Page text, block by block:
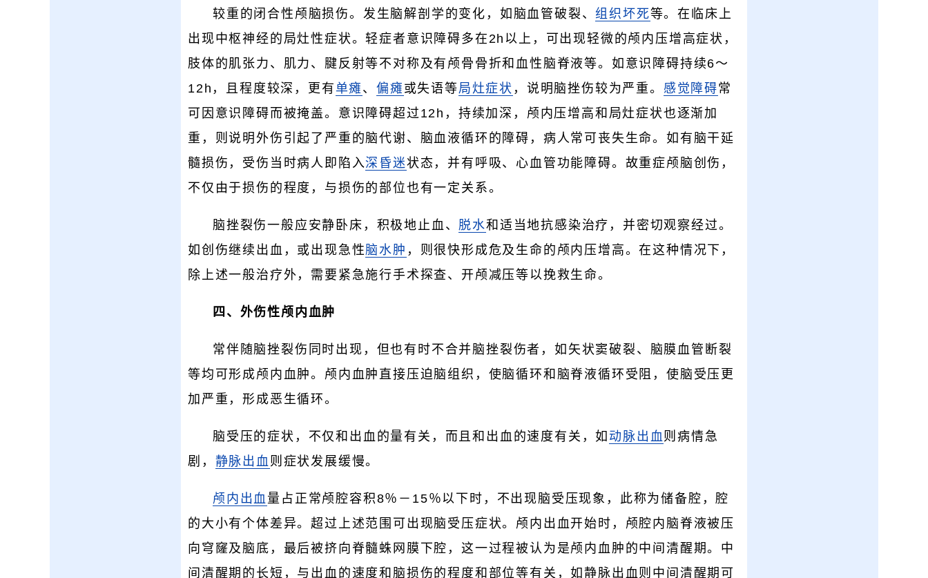
较重的闭合性颅脑损伤。发生脑解剖学的变化，如脑血管破裂、 组织坏死等。在临床上
出现中枢神经的局灶性症状。轻症者意识障碍多在2h以上，可出现轻微的颅内压增高症状，
肢体的肌张力、肌力、腱反射等不对称及有颅骨骨折和血性脑脊液等。如意识障碍持续6～
12h，且程度较深，更有 单瘫 、偏瘫 或失语等局灶症状 ，说明脑挫伤较为严重。 感觉障碍常
可因意识障碍而被掩盖。意识障碍超过12h，持续加深，颅内压增高和局灶症状也逐渐加
重，则说明外伤引起了严重的脑代谢、脑血液循环的障碍，病人常可丧失生命。如有脑干延
髓损伤，受伤当时病人即陷入深昏迷状态，并有呼吸、心血管功能障碍。故重症颅脑创伤，
不仅由于损伤的程度，与损伤的部位也有一定关系。
脑挫裂伤一般应安静卧床，积极地止血、 脱水和适当地抗感染治疗，并密切观察经过。
如创伤继续出血，或出现急性脑水肿 ，则很快形成危及生命的颅内压增高。在这种情况下，
除上述一般治疗外，需要紧急施行手术探查、开颅减压等以挽救生命。
四、外伤性颅内血肿
常伴随脑挫裂伤同时出现，但也有时不合并脑挫裂伤者，如矢状窦破裂、脑膜血管断裂
等均可形成颅内血肿。颅内血肿直接压迫脑组织，使脑循环和脑脊液循环受阻，使脑受压更
加严重，形成恶生循环。
脑受压的症状，不仅和出血的量有关，而且和出血的速度有关，如 动脉出血则病情急
剧， 静脉出血则症状发展缓慢。
颅内出血量占正常颅腔容积8％－15％以下时，不出现脑受压现象，此称为储备腔，腔
的大小有个体差异。超过上述范围可出现脑受压症状。颅内出血开始时，颅腔内脑脊液被压
向穹窿及脑底，最后被挤向脊髓蛛网膜下腔，这一过程被认为是颅内血肿的中间清醒期。中
间清醒期的长短，与出血的速度和脑损伤的程度和部位等有关，如静脉出血则中间清醒期可